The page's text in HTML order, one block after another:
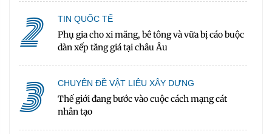
2 TIN QUỐC TẾ
Phụ gia cho xi măng, bê tông và vữa bị cáo buộc
dàn xếp tăng giá tại châu Âu
3 CHUYÊN ĐỀ VẬT LIỆU XÂY DỰNG
Thế giới đang bước vào cuộc cách mạng cát
nhân tạo